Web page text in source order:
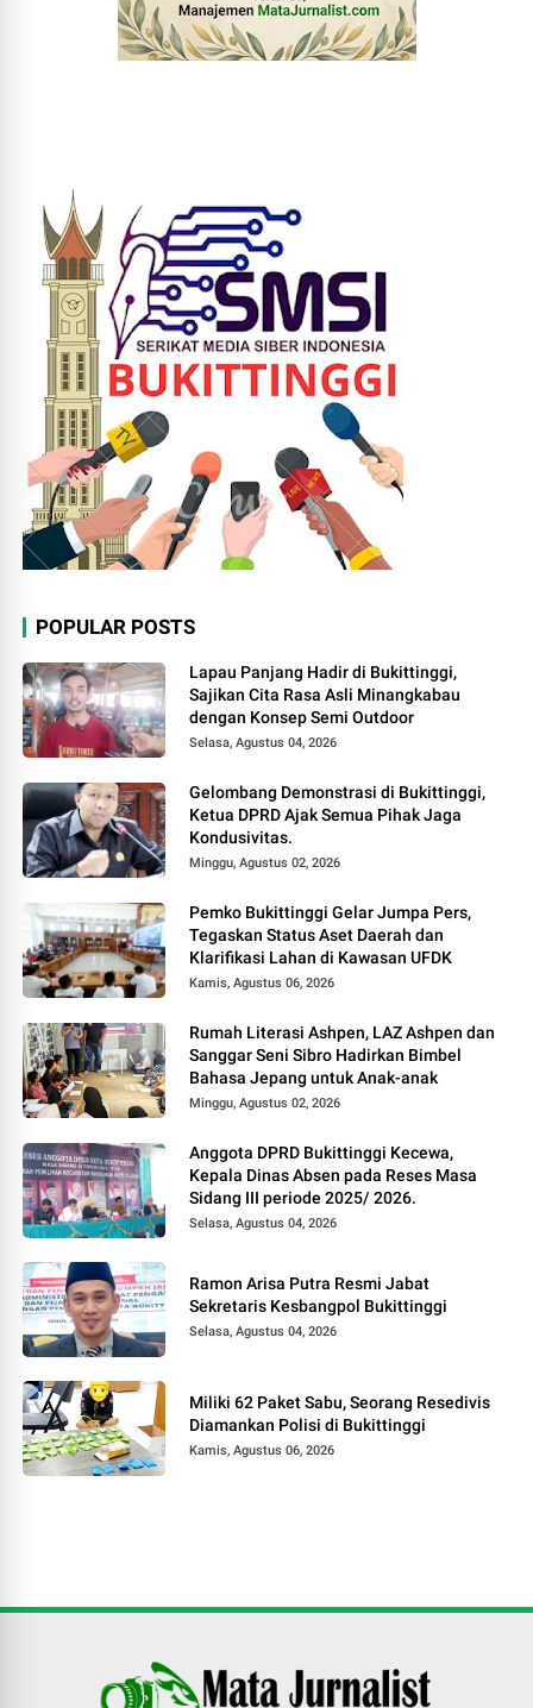
POPULAR POSTS
Lapau Panjang Hadir di Bukittinggi,
Sajikan Cita Rasa Asli Minangkabau
dengan Konsep Semi Outdoor
Selasa, Agustus 04, 2026
Gelombang Demonstrasi di Bukittinggi,
Ketua DPRD Ajak Semua Pihak Jaga
Kondusivitas.
Minggu, Agustus 02, 2026
Pemko Bukittinggi Gelar Jumpa Pers,
Tegaskan Status Aset Daerah dan
Klarifikasi Lahan di Kawasan UFDK
Kamis, Agustus 06, 2026
Rumah Literasi Ashpen, LAZ Ashpen dan
Sanggar Seni Sibro Hadirkan Bimbel
Bahasa Jepang untuk Anak-anak
Minggu, Agustus 02, 2026
Anggota DPRD Bukittinggi Kecewa,
Kepala Dinas Absen pada Reses Masa
Sidang III periode 2025/ 2026.
Selasa, Agustus 04, 2026
Ramon Arisa Putra Resmi Jabat
Sekretaris Kesbangpol Bukittinggi
Selasa, Agustus 04, 2026
Miliki 62 Paket Sabu, Seorang Resedivis
Diamankan Polisi di Bukittinggi
Kamis, Agustus 06, 2026